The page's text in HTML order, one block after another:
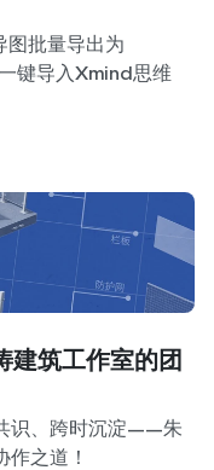
图批量导出为
键导入Xmind思维
筑工作室的团
识、跨时沉淀——朱
之道！